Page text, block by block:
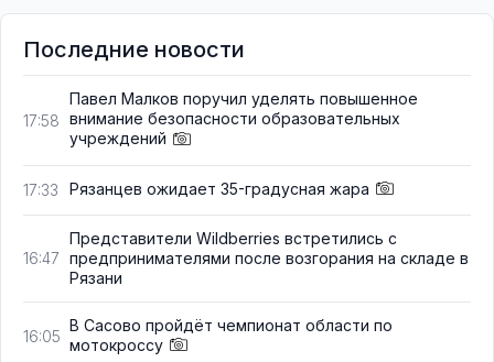
Последние новости
17:58
Павел Малков поручил уделять повышенное
внимание безопасности образовательных
учреждений
17:33 Рязанцев ожидает 35-градусная жара
16:47
Представители Wildberries встретились с
предпринимателями после возгорания на складе в
Рязани
16:05
В Сасово пройдёт чемпионат области по
мотокроссу